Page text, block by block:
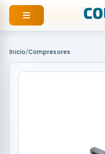
contenido
Inicio/Compresores